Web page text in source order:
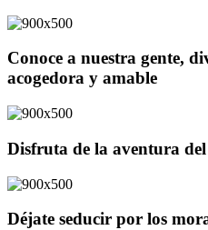
Conoce a nuestra gente,
acogedora y amable
Disfruta de la aventura
Déjate seducir por los